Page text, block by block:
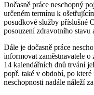
Dočasně práce neschopný
určeném termínu k
posudkové služby příslušné
posouzení zdravotního stavu
Dále je dočasně práce
informovat zaměstnavatele
14 kalendářních dnů trvání
popř. také v období, po
neschopnosti nadále náleží